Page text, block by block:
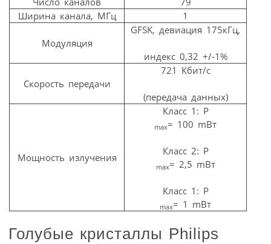
Ширина канала, МГц
1
Модуляция
GFSK, девиация 175кГц,
индекс 0,32 +/-1%
Скорость передачи
721 Кбит/с
(передача данных)
Мощность излучения
Класс 1: P
max= 100 mBт
Класс 2: P
max= 2,5 mBт
Класс 1: P
max= 1 mBт
Голубые кристаллы Philips